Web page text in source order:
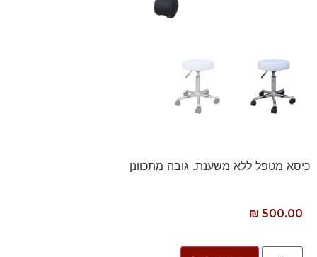
כיסא מטפל ללא משענת. גובה מתכוונן
₪ 500.00